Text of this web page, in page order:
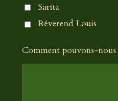
Sarita
Réverend Louis
Comment pouvons-nous